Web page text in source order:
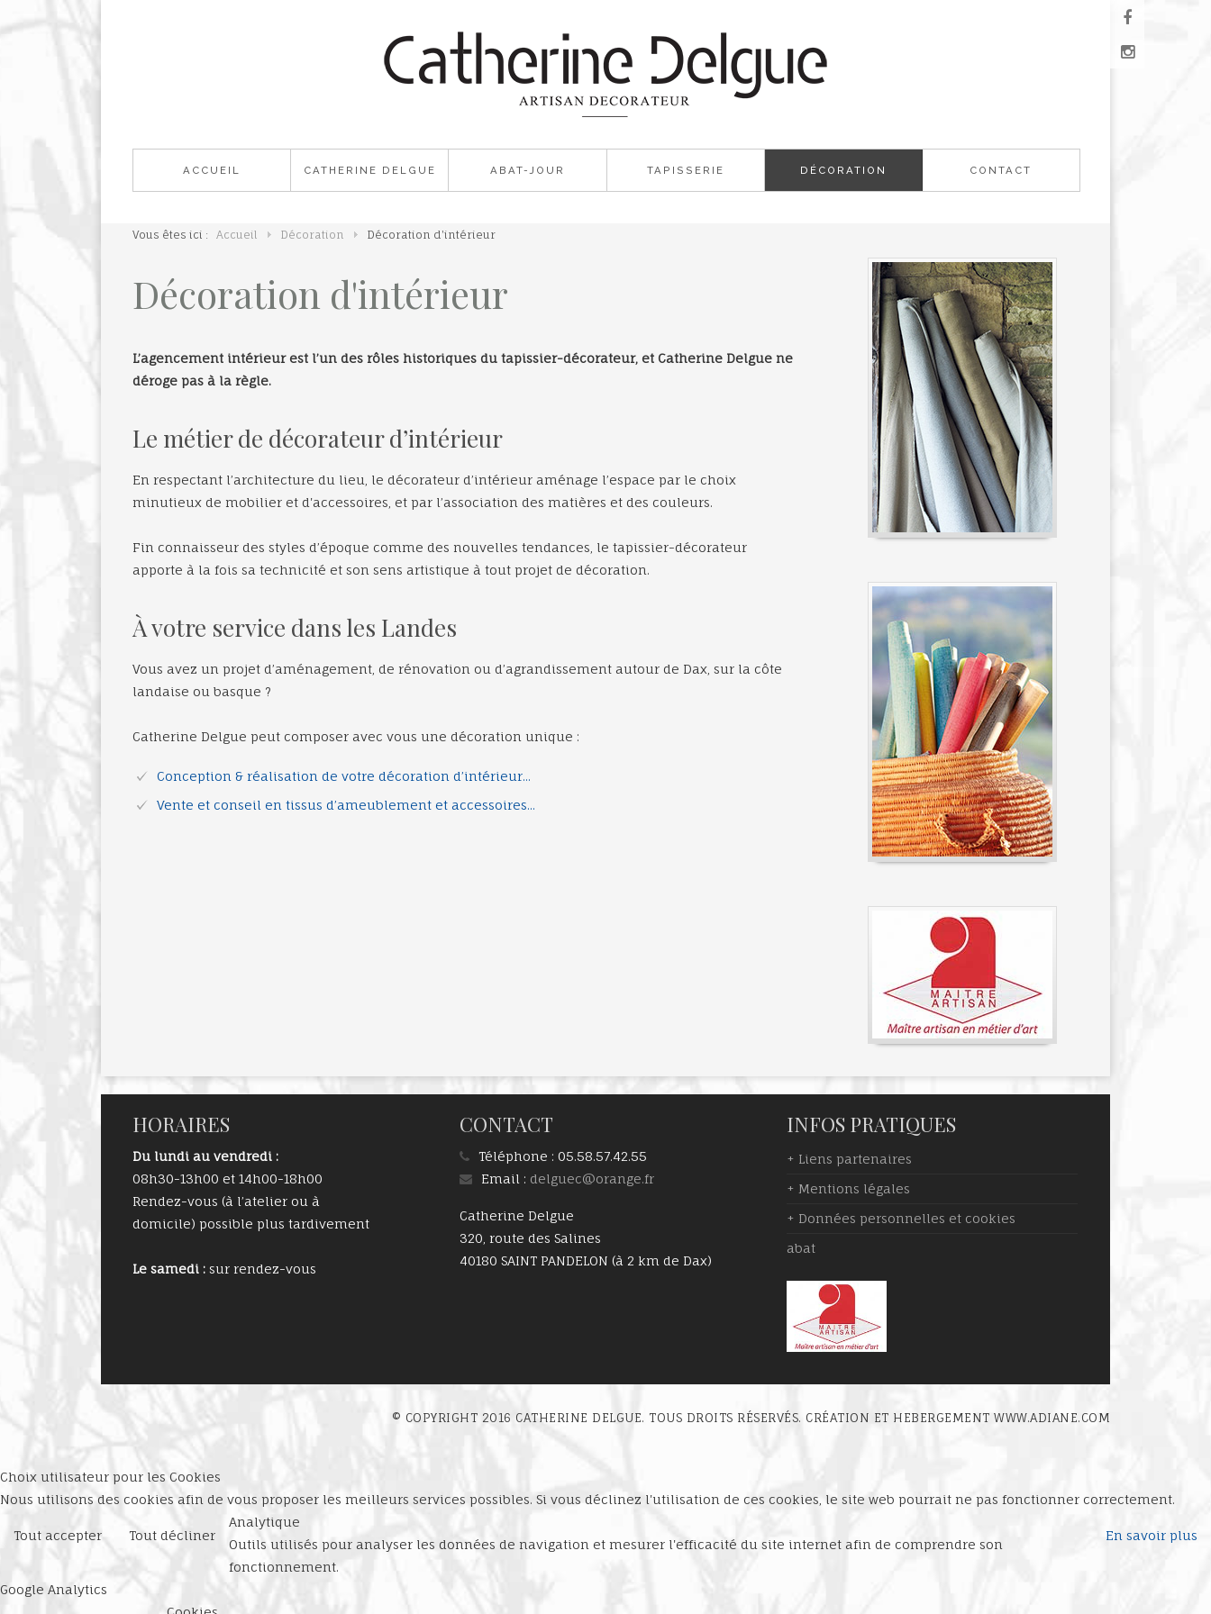
ACCUEIL CATHERINE DELGUE ABAT-JOUR TAPISSERIE DÉCORATION CONTACT
Vous êtes ici : Accueil Décoration Décoration d'intérieur
Décoration d'intérieur
L’agencement intérieur est l’un des rôles historiques du tapissier-décorateur, et Catherine Delgue ne
déroge pas à la règle.
Le métier de décorateur d’intérieur
En respectant l’architecture du lieu, le décorateur d’intérieur aménage l’espace par le choix
minutieux de mobilier et d'accessoires, et par l’association des matières et des couleurs.
Fin connaisseur des styles d’époque comme des nouvelles tendances, le tapissier-décorateur
apporte à la fois sa technicité et son sens artistique à tout projet de décoration.
À votre service dans les Landes
Vous avez un projet d’aménagement, de rénovation ou d’agrandissement autour de Dax, sur la côte
landaise ou basque ?
Catherine Delgue peut composer avec vous une décoration unique :
Conception & réalisation de votre décoration d’intérieur...
Vente et conseil en tissus d’ameublement et accessoires...
HORAIRES
Du lundi au vendredi :
08h30-13h00 et 14h00-18h00
Rendez-vous (à l’atelier ou à
domicile) possible plus tardivement
Le samedi : sur rendez-vous
CONTACT
Téléphone : 05.58.57.42.55
Email : delguec@orange.fr
Catherine Delgue
320, route des Salines
40180 SAINT PANDELON (à 2 km de Dax)
INFOS PRATIQUES
+ Liens partenaires
+ Mentions légales
+ Données personnelles et cookies
abat
© COPYRIGHT 2016 CATHERINE DELGUE. TOUS DROITS RÉSERVÉS. CRÉATION ET HEBERGEMENT WWW.ADIANE.COM
Choix utilisateur pour les Cookies
Nous utilisons des cookies afin de vous proposer les meilleurs services possibles. Si vous déclinez l'utilisation de ces cookies, le site web pourrait ne pas fonctionner correctement.
Tout accepter Tout décliner En savoir plus
Analytique
Outils utilisés pour analyser les données de navigation et mesurer l'efficacité du site internet afin de comprendre son
fonctionnement.
Google Analytics